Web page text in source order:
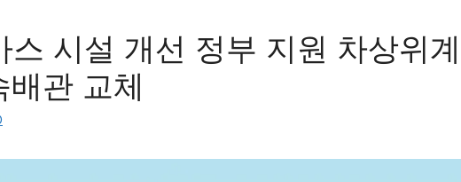
스 시설 개선 정부 지원 차상위
배관 교체